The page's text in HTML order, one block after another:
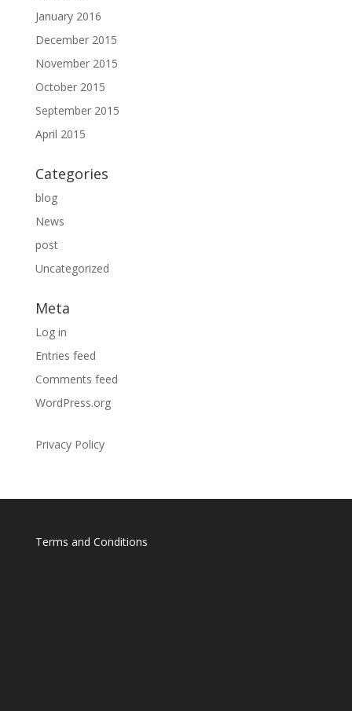
January 2016
December 2015
November 2015
October 2015
September 2015
April 2015
Categories
blog
News
post
Uncategorized
Meta
Log in
Entries feed
Comments feed
WordPress.org
Privacy Policy
Terms and Conditions